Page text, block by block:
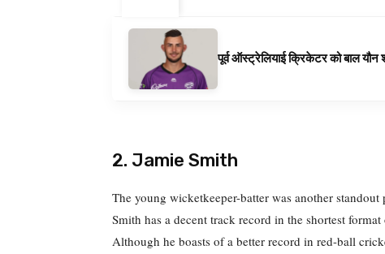
पूर्व ऑस्ट्रेलियाई क्रिकेटर को बाल यौन
2. Jamie Smith
The young wicketkeeper-batter was another
Smith has a decent track record in the shortest
Although he boasts of a better record in red-ball